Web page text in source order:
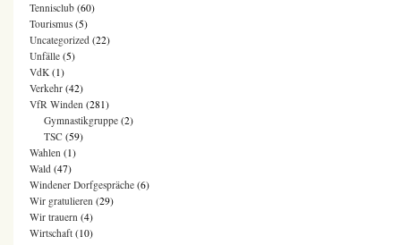
Tennisclub (60)
Tourismus (5)
Uncategorized (22)
Unfälle (5)
VdK (1)
Verkehr (42)
VfR Winden (281)
Gymnastikgruppe (2)
TSC (59)
Wahlen (1)
Wald (47)
Windener Dorfgespräche (6)
Wir gratulieren (29)
Wir trauern (4)
Wirtschaft (10)